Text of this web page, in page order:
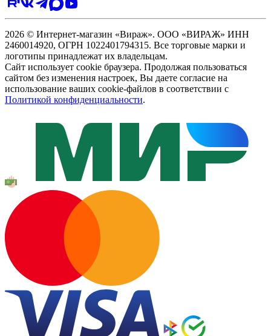
2026 © Интернет-магазин «Вираж». ООО «ВИРАЖ» ИНН
2460014920, ОГРН 1022401794315. Все торговые марки и
логотипы принадлежат их владельцам.
Сайт использует cookie браузера. Продолжая пользоваться
сайтом без изменения настроек, Вы даете согласие на
использование ваших cookie-файлов в соответствии с
Политикой конфиденциальности.